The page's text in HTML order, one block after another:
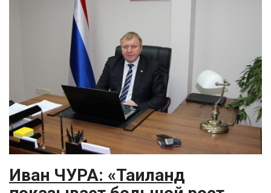
Иван ЧУРА: «Таиланд